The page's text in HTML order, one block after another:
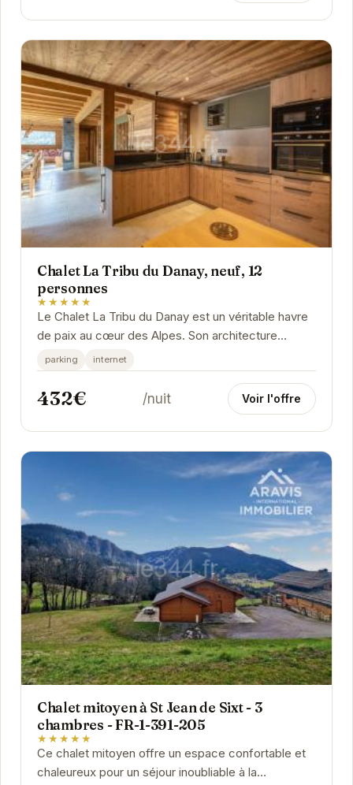
Chalet La Tribu du Danay, neuf, 12
personnes
★★★★★
Le Chalet La Tribu du Danay est un véritable havre
de paix au cœur des Alpes. Son architecture
moderne et chaleureuse s'intègre parfaitement
au...
parking internet
432€ /nuit Voir l'offre
Chalet mitoyen à St Jean de Sixt - 3
chambres - FR-1-391-205
★★★★★
Ce chalet mitoyen offre un espace confortable et
chaleureux pour un séjour inoubliable à la